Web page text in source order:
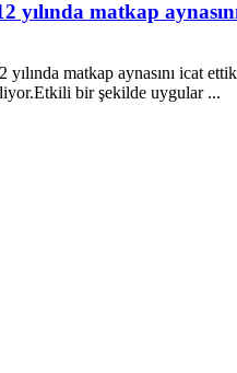
matkap
matkap aynasını icat
bir şekilde uygular ...